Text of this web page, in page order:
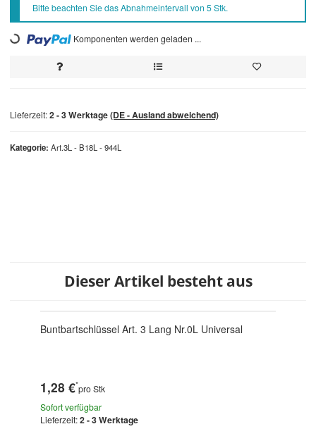
Kategorie Art.3L - B18L - 944L
Bitte beachten Sie das Abnahmeintervall von 5 Stk.
Loading... Komponenten werden geladen ...
Lieferzeit:2 - 3 Werktage(DE - Ausland abweichend)
Dieser Artikel besteht aus
Buntbartschlüssel Art. 3 Lang Nr.0L Universal
1,28 €*pro Stk
Sofort verfügbar
Lieferzeit:2 - 3 Werktage